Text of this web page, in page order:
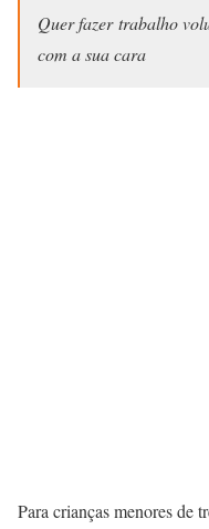
Quer fazer trabalho
com a sua cara
Para crianças menores de